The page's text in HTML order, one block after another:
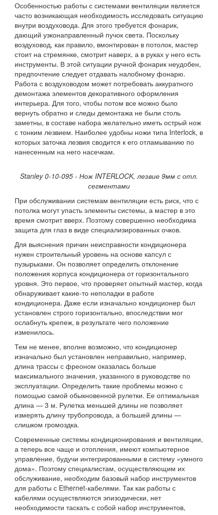
Особенностью работы с системами вентиляции является
часто возникающая необходимость исследовать ситуацию
внутри воздуховода. Для этого требуется фонарик,
дающий узконаправленный пучок света. Поскольку
воздуховод, как правило, вмонтирован в потолок, мастер
стоит на стремянке, смотрит наверх, а в руках у него есть
инструменты. В этой ситуации ручной фонарик неудобен,
предпочтение следует отдавать налобному фонарю.
Работа с воздуховодом может потребовать аккуратного
демонтажа элементов декоративного оформления
интерьера. Для того, чтобы потом все можно было
вернуть обратно и следы демонтажа не были столь
заметны, в составе набора желательно иметь острый нож
с тонким лезвием. Наиболее удобны ножи типа Interlock, в
которых заточка лезвия сводится к его отламыванию по
нанесенным на него насечкам.
Stanley 0-10-095 - Нож INTERLOCK, лезвие 9мм с отл.
сегментами
При обслуживании системам вентиляции есть риск, что с
потолка могут упасть элементы системы, а мастер в это
время смотрит вверх. Поэтому совершенно необходима
защита для глаз в виде специализированных очков.
Для выяснения причин неисправности кондиционера
нужен строительный уровень на основе капсул с
пузырьками. Он позволяет определить отклонение
положения корпуса кондиционера от горизонтального
уровня. Это первое, что проверяет опытный мастер, когда
обнаруживает какие-то неполадки в работе
кондиционера. Даже если изначально кондиционер был
установлен строго горизонтально, впоследствии мог
ослабнуть крепеж, в результате чего положение
изменилось.
Тем не менее, вполне возможно, что кондиционер
изначально был установлен неправильно, например,
длина трассы с фреоном оказалась больше
максимального значения, указанного в руководстве по
эксплуатации. Определить такие проблемы можно с
помощью самой обыкновенной рулетки. Ее оптимальная
длина — 3 м. Рулетка меньшей длины не позволяет
измерять длину трубопровода, а большей длины —
слишком громоздка.
Современные системы кондиционирования и вентиляции,
а теперь все чаще и отопления, имеют компьютерное
управление, будучи интегрированными в систему «умного
дома». Поэтому специалистам, осуществляющим их
обслуживание, необходим базовый набор инструментов
для работы с Ethernet-кабелями. Так как работы с
кабелями осуществляются эпизодически, нет
необходимости таскать с собой набор инструментов,